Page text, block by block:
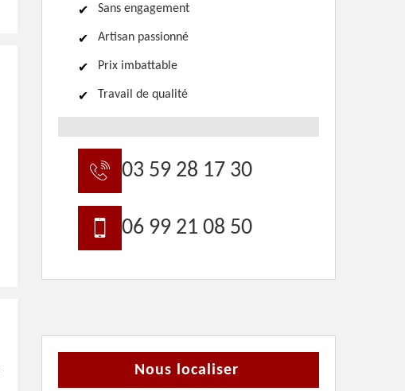
Sans engagement
Artisan passionné
Prix imbattable
Travail de qualité
03 59 28 17 30
06 99 21 08 50
Nous localiser